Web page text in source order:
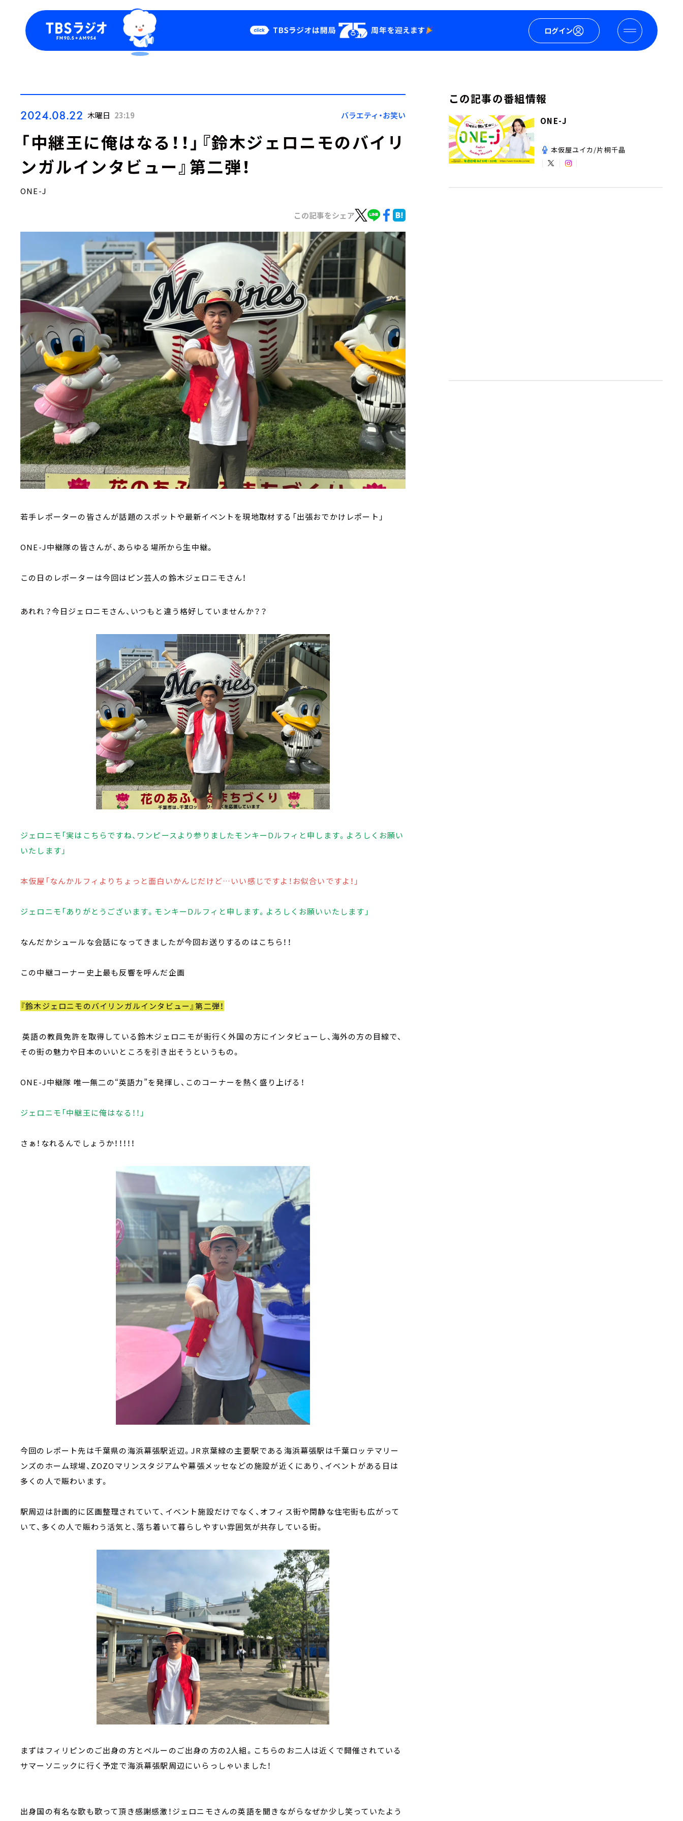
ログイン
Podcast
YouTube
会社情報
2024.08.22 木曜日 23:19 バラエティ・お笑い
「中継王に俺はなる！！」『鈴木ジェロニモのバイリ
ンガルインタビュー』第二弾！
ONE-J
この記事をシェア
若手レポーターの皆さんが話題のスポットや最新イベントを現地取材する「出張おでかけレポート」
ONE-J中継隊の皆さんが、あらゆる場所から生中継。
この日のレポーターは今回はピン芸人の鈴木ジェロニモさん！
あれれ？今日ジェロニモさん、いつもと違う格好していませんか？？
ジェロニモ「実はこちらですね、ワンピースより参りましたモンキーDルフィと申します。よろしくお願い
いたします」
本仮屋「なんかルフィよりちょっと面白いかんじだけど…いい感じですよ！お似合いですよ！」
ジェロニモ「ありがとうございます。モンキーDルフィと申します。よろしくお願いいたします」
なんだかシュールな会話になってきましたが今回お送りするのはこちら！！
この中継コーナー史上最も反響を呼んだ企画
『鈴木ジェロニモのバイリンガルインタビュー』第二弾！
英語の教員免許を取得している鈴木ジェロニモが街行く外国の方にインタビューし、海外の方の目線で、
その街の魅力や日本のいいところを引き出そうというもの。
ONE-J中継隊 唯一無二の“英語力”を発揮し、このコーナーを熱く盛り上げる！
ジェロニモ「中継王に俺はなる！！」
さぁ！なれるんでしょうか！！！！！
今回のレポート先は千葉県の海浜幕張駅近辺。JR京葉線の主要駅である海浜幕張駅は千葉ロッテマリー
ンズのホーム球場、ZOZOマリンスタジアムや幕張メッセなどの施設が近くにあり、イベントがある日は
多くの人で賑わいます。
駅周辺は計画的に区画整理されていて、イベント施設だけでなく、オフィス街や閑静な住宅街も広がって
いて、多くの人で賑わう活気と、落ち着いて暮らしやすい雰囲気が共存している街。
まずはフィリピンのご出身の方とペルーのご出身の方の2人組。こちらのお二人は近くで開催されている
サマーソニックに行く予定で海浜幕張駅周辺にいらっしゃいました！
出身国の有名な歌も歌って頂き感謝感激！ジェロニモさんの英語を聞きながらなぜか少し笑っていたよう
この記事の番組情報
ONE-J
本仮屋ユイカ/片桐千晶